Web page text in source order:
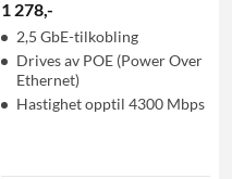
1 278,-
2,5 GbE-tilkobling
Drives av POE (Power Over
Ethernet)
Hastighet opptil 4300 Mbps